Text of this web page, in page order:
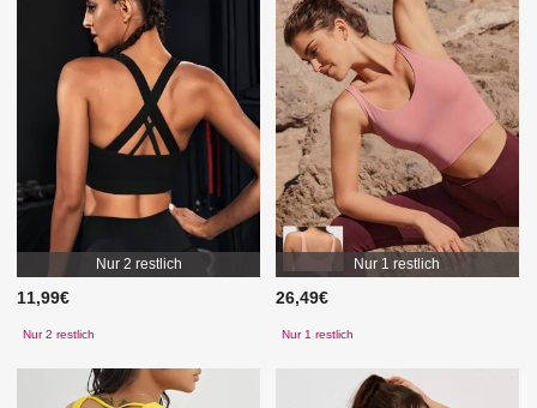
Nur 2 restlich
11,99€
Nur 2 restlich
Nur 1 restlich
26,49€
Nur 1 restlich